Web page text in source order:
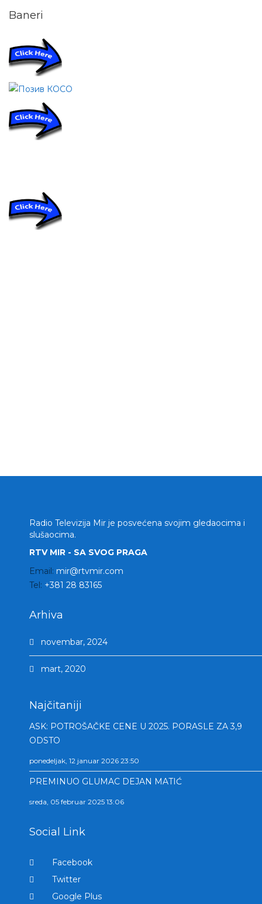
Baneri
Radio Televizija Mir je posvećena svojim gledaocima i
slušaocima.
RTV MIR - SA SVOG PRAGA
Email: mir@rtvmir.com
Tel: +381 28 83165
Arhiva
novembar, 2024
mart, 2020
Najčitaniji
ASK: POTROŠAČKE CENE U 2025. PORASLE ZA 3,9
ODSTO
ponedeljak, 12 januar 2026 23:50
PREMINUO GLUMAC DEJAN MATIĆ
sreda, 05 februar 2025 13:06
Social Link
Facebook
Twitter
Google Plus